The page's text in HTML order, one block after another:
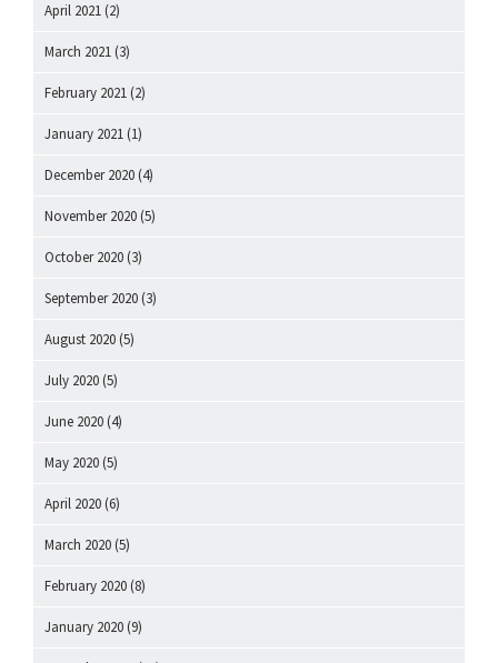
April 2021 (2)
March 2021 (3)
February 2021 (2)
January 2021 (1)
December 2020 (4)
November 2020 (5)
October 2020 (3)
September 2020 (3)
August 2020 (5)
July 2020 (5)
June 2020 (4)
May 2020 (5)
April 2020 (6)
March 2020 (5)
February 2020 (8)
January 2020 (9)